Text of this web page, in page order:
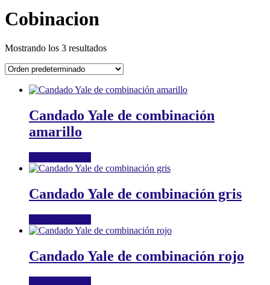
Cobinacion
Mostrando los 3 resultados
Candado Yale de combinación
amarillo
Candado Yale de combinación gris
Candado Yale de combinación rojo